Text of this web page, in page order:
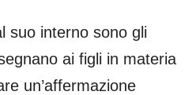
suo interno sono gli
ai figli in materia
un’affermazione